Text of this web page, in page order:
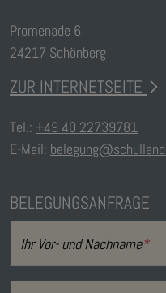
Promenade 6
24217 Schönberg
ZUR INTERNETSEITE
Tel.: +49 40 22739781
E-Mail:
BELEGUNGSANFRAGE
Ihr Vor- und Nachname*